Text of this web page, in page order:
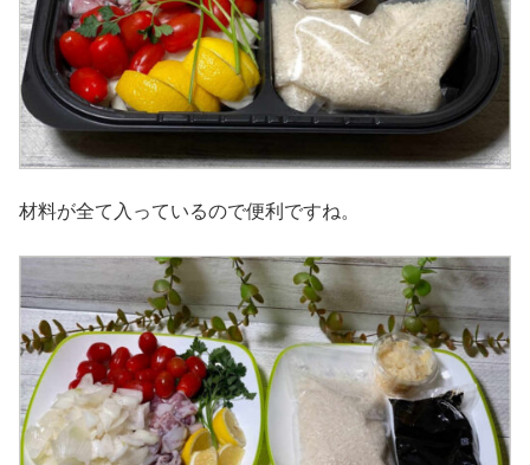
材料が全て入っているので便利ですね。